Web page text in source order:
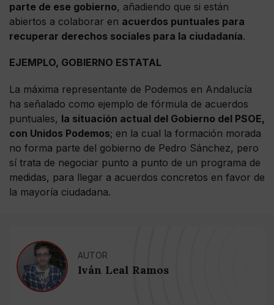
parte de ese gobierno, añadiendo que si están
abiertos a colaborar en acuerdos puntuales para
recuperar derechos sociales para la ciudadanía.
EJEMPLO, GOBIERNO ESTATAL
La máxima representante de Podemos en Andalucía
ha señalado como ejemplo de fórmula de acuerdos
puntuales, la situación actual del Gobierno del PSOE,
con Unidos Podemos; en la cual la formación morada
no forma parte del gobierno de Pedro Sánchez, pero
sí trata de negociar punto a punto de un programa de
medidas, para llegar a acuerdos concretos en favor de
la mayoría ciudadana.
AUTOR
Iván Leal Ramos